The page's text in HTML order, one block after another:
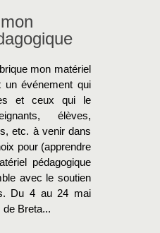
mon matériel
un événement qui
et ceux qui le
élèves,
etc. à venir dans
pour (apprendre
pédagogique
avec le soutien
Du 4 au 24 mai
de Breta...